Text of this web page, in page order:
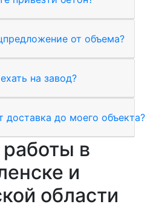
от объема?
на завод?
доставка до моего объекта?
в
и
области